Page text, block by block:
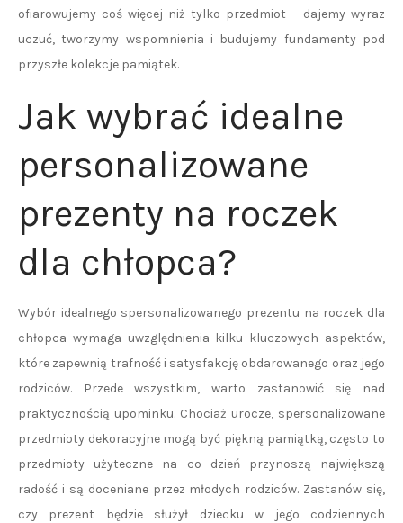
ofiarowujemy coś więcej niż tylko przedmiot – dajemy wyraz
uczuć, tworzymy wspomnienia i budujemy fundamenty pod
przyszłe kolekcje pamiątek.
Jak wybrać idealne
personalizowane
prezenty na roczek
dla chłopca?
Wybór idealnego spersonalizowanego prezentu na roczek dla
chłopca wymaga uwzględnienia kilku kluczowych aspektów,
które zapewnią trafność i satysfakcję obdarowanego oraz jego
rodziców. Przede wszystkim, warto zastanowić się nad
praktycznością upominku. Chociaż urocze, spersonalizowane
przedmioty dekoracyjne mogą być piękną pamiątką, często to
przedmioty użyteczne na co dzień przynoszą największą
radość i są doceniane przez młodych rodziców. Zastanów się,
czy prezent będzie służył dziecku w jego codziennych